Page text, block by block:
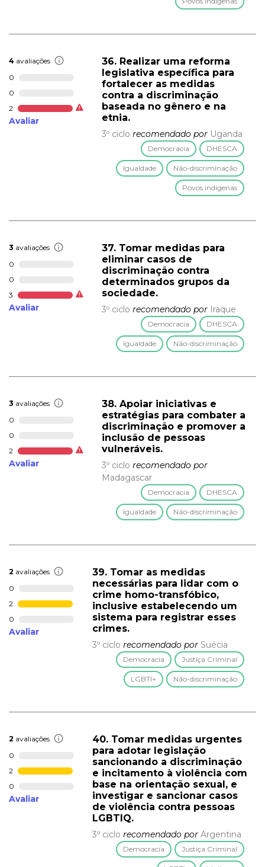
4 avaliações
0
0
2
Avaliar
36. Realizar uma reforma
legislativa específica para
fortalecer as medidas
contra a discriminação
baseada no gênero e na
etnia.
3º ciclo recomendado por Uganda
Democracia DHESCA
Igualdade Não-discriminação
Povos indígenas
3 avaliações
0
0
3
Avaliar
37. Tomar medidas para
eliminar casos de
discriminação contra
determinados grupos da
sociedade.
3º ciclo recomendado por Iraque
Democracia DHESCA
Igualdade Não-discriminação
3 avaliações
0
0
2
Avaliar
38. Apoiar iniciativas e
estratégias para combater a
discriminação e promover a
inclusão de pessoas
vulneráveis.
3º ciclo recomendado por
Madagascar
Democracia DHESCA
Igualdade Não-discriminação
2 avaliações
0
2
0
Avaliar
39. Tomar as medidas
necessárias para lidar com o
crime homo-transfóbico,
inclusive estabelecendo um
sistema para registrar esses
crimes.
3º ciclo recomendado por Suécia
Democracia Justiça Criminal
LGBTI+ Não-discriminação
2 avaliações
0
2
0
Avaliar
40. Tomar medidas urgentes
para adotar legislação
sancionando a discriminação
e incitamento à violência com
base na orientação sexual, e
investigar e sancionar casos
de violência contra pessoas
LGBTIQ.
3º ciclo recomendado por Argentina
Democracia Justiça Criminal